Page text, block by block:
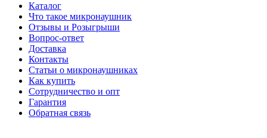
Каталог
Что такое микронаушник
Отзывы и Розыгрыши
Вопрос-ответ
Доставка
Контакты
Статьи о микронаушниках
Как купить
Сотрудничество и опт
Гарантия
Обратная связь